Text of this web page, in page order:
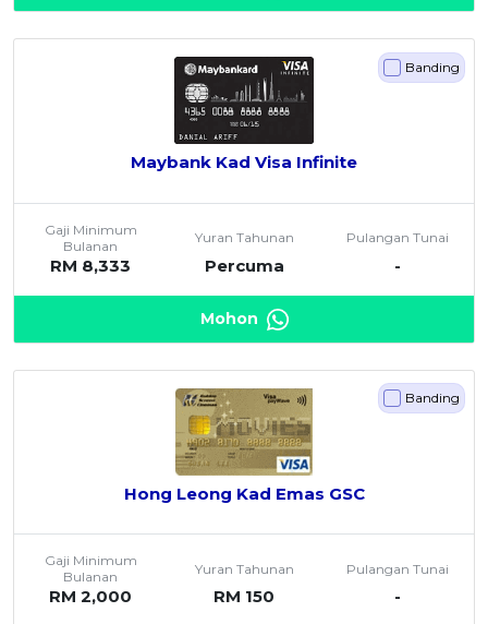
Banding
Maybank Kad Visa Infinite
Gaji Minimum
Bulanan
RM 8,333
Yuran Tahunan
Percuma
Pulangan Tunai
-
Mohon
Banding
Hong Leong Kad Emas GSC
Gaji Minimum
Bulanan
RM 2,000
Yuran Tahunan
RM 150
Pulangan Tunai
-